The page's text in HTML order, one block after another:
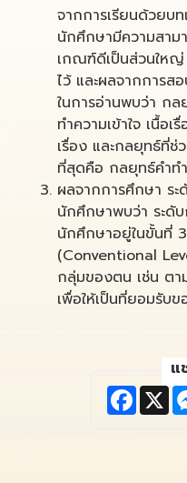
จากการเรียนด้วยบ
นักศึกษามีความสาม
เกณฑ์ดีเป็นส่วนให
ไว้ และผลจากการ
ในการอ่านพบว่า ก
ทำความเข้าใจ เนื้อ
เรื่อง และกลยุทธ์ที่ช่
ที่สุดคือ กลยุทธ์คำท
ผลจากการศึกษา ระ
นักศึกษาพบว่า ระดับ
นักศึกษาอยู่ในขั้นที่
(Conventional
กลุ่มของตน เช่น ตา
เพื่อให้เป็นที่ยอมรับ
แ
F
a
c
X